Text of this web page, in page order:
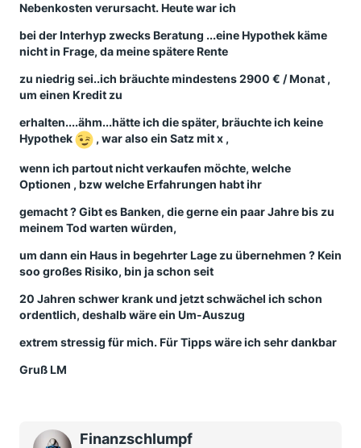
Nebenkosten verursacht. Heute war ich
bei der Interhyp zwecks Beratung ...eine Hypothek käme
nicht in Frage, da meine spätere Rente
zu niedrig sei..ich bräuchte mindestens 2900 € / Monat ,
um einen Kredit zu
erhalten....ähm...hätte ich die später, bräuchte ich keine
Hypothek
, war also ein Satz mit x ,
wenn ich partout nicht verkaufen möchte, welche
Optionen , bzw welche Erfahrungen habt ihr
gemacht ? Gibt es Banken, die gerne ein paar Jahre bis zu
meinem Tod warten würden,
um dann ein Haus in begehrter Lage zu übernehmen ? Kein
soo großes Risiko, bin ja schon seit
20 Jahren schwer krank und jetzt schwächel ich schon
ordentlich, deshalb wäre ein Um-Auszug
extrem stressig für mich. Für Tipps wäre ich sehr dankbar
Gruß LM
Finanzschlumpf